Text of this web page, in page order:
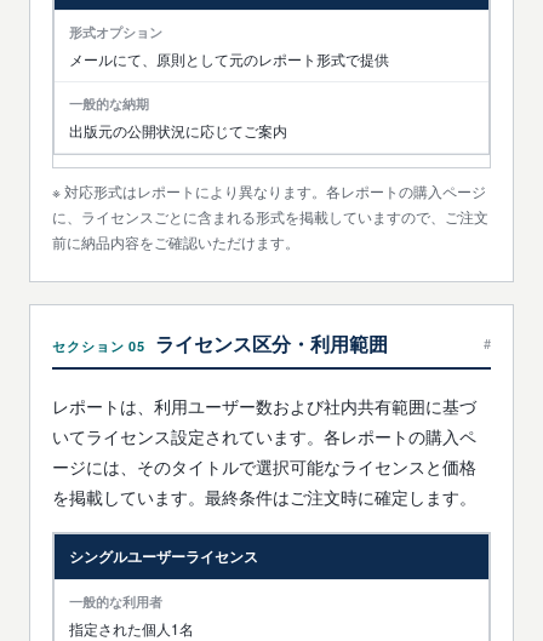
メールにて、原則として元のレポート形式で提供
出版元の公開状況に応じてご案内
対応形式はレポートにより異なります。各レポートの購入ページ
に、ライセンスごとに含まれる形式を掲載していますので、ご注文
前に納品内容をご確認いただけます。
セクション 05 ライセンス区分・利用範囲 #
レポートは、利用ユーザー数および社内共有範囲に基づ
いてライセンス設定されています。各レポートの購入ペ
ージには、そのタイトルで選択可能なライセンスと価格
を掲載しています。最終条件はご注文時に確定します。
シングルユーザーライセンス
指定された個人1名